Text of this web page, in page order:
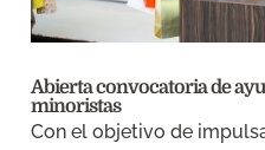
Abierta convocatoria de
minoristas
Con el objetivo de